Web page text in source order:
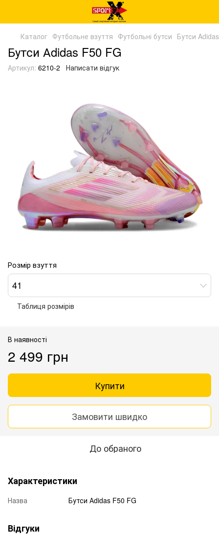
Каталог Футбольне взуття Футбольні бутси Бутси Adidas
Бутси Аdidas F50 FG
Артикул: 6210-2 Написати відгук
Розмір взуття
41
Таблиця розмірів
В наявності
2 499 грн
Купити
Замовити швидко
До обраного
Характеристики
Назва Бутси Аdidas F50 FG
Відгуки